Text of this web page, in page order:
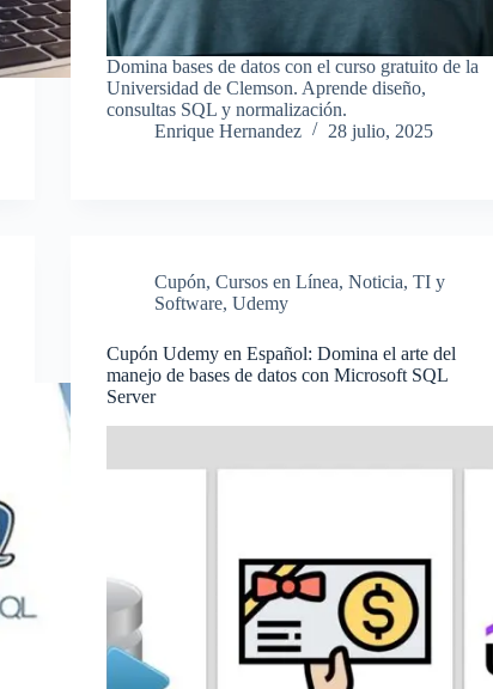
Domina bases de datos con el curso gratuito de la
Universidad de Clemson. Aprende diseño,
consultas SQL y normalización.
Enrique Hernandez
28 julio, 2025
Cupón,Cursos en Línea,Noticia,TI y
Software,Udemy
Cupón Udemy en Español: Domina el arte del
manejo de bases de datos con Microsoft SQL
Server